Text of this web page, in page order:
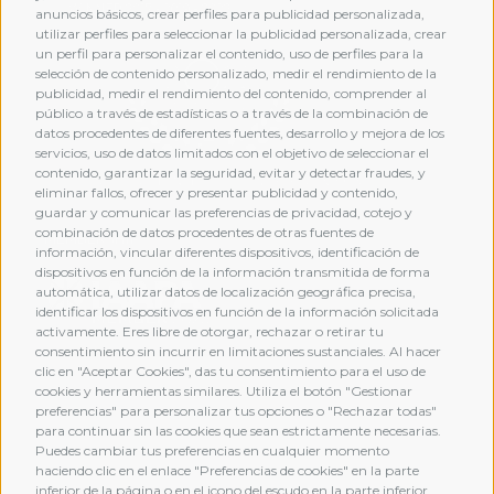
anuncios básicos, crear perfiles para publicidad personalizada,
utilizar perfiles para seleccionar la publicidad personalizada, crear
un perfil para personalizar el contenido, uso de perfiles para la
selección de contenido personalizado, medir el rendimiento de la
publicidad, medir el rendimiento del contenido, comprender al
público a través de estadísticas o a través de la combinación de
datos procedentes de diferentes fuentes, desarrollo y mejora de los
servicios, uso de datos limitados con el objetivo de seleccionar el
contenido, garantizar la seguridad, evitar y detectar fraudes, y
eliminar fallos, ofrecer y presentar publicidad y contenido,
guardar y comunicar las preferencias de privacidad, cotejo y
combinación de datos procedentes de otras fuentes de
información, vincular diferentes dispositivos, identificación de
dispositivos en función de la información transmitida de forma
automática, utilizar datos de localización geográfica precisa,
identificar los dispositivos en función de la información solicitada
activamente. Eres libre de otorgar, rechazar o retirar tu
consentimiento sin incurrir en limitaciones sustanciales. Al hacer
clic en "Aceptar Cookies", das tu consentimiento para el uso de
cookies y herramientas similares. Utiliza el botón "Gestionar
preferencias" para personalizar tus opciones o "Rechazar todas"
para continuar sin las cookies que sean estrictamente necesarias.
Puedes cambiar tus preferencias en cualquier momento
haciendo clic en el enlace "Preferencias de cookies" en la parte
inferior de la página o en el icono del escudo en la parte inferior
MEMBERSHIP